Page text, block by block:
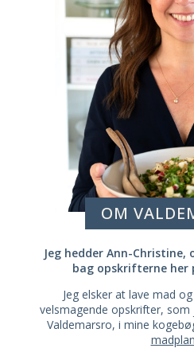
OM
Jeg hedder Ann-
bag opskrifterne her
Jeg elsker at lave mad
velsmagende opskrifter,
Valdemarsro, i mine